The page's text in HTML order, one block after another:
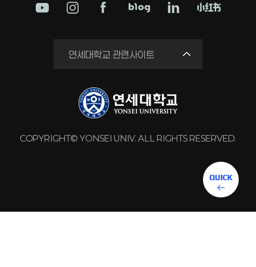
COPYRIGHT© YONSEI UNIV. ALL RIGHTS RESERVED.
연세대학교 관련사이트
학교법인
세브란스병원
강남세브란스병원
용인세브란스병원